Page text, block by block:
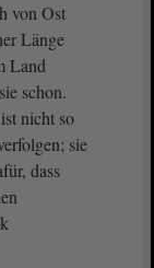
von Ost
Länge
Land
schon.
nicht so
sie
dass